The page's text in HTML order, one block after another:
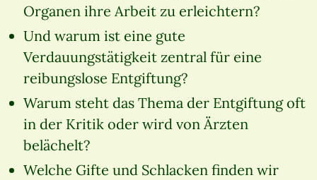
Organen ihre Arbeit zu erleichtern?
Und warum ist eine gute
Verdauungstätigkeit zentral für eine
reibungslose Entgiftung?
Warum steht das Thema der Entgiftung oft
in der Kritik oder wird von Ärzten
belächelt?
Welche Gifte und Schlacken finden wir